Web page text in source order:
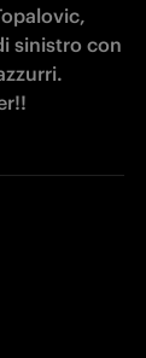
sinistro con